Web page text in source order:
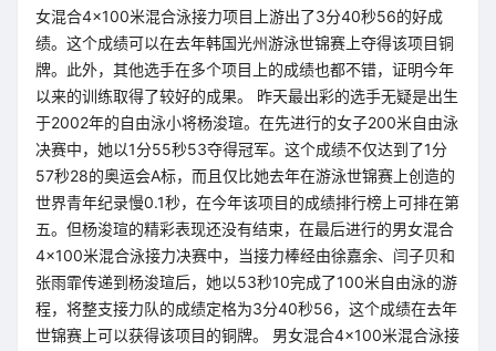
女混合4×100米混合泳接力项目上游出了3分40秒56的好成
绩。这个成绩可以在去年韩国光州游泳世锦赛上夺得该项目铜
牌。此外，其他选手在多个项目上的成绩也都不错，证明今年
以来的训练取得了较好的成果。 昨天最出彩的选手无疑是出生
于2002年的自由泳小将杨浚瑄。在先进行的女子200米自由泳
决赛中，她以1分55秒53夺得冠军。这个成绩不仅达到了1分
57秒28的奥运会A标，而且仅比她去年在游泳世锦赛上创造的
世界青年纪录慢0.1秒，在今年该项目的成绩排行榜上可排在第
五。但杨浚瑄的精彩表现还没有结束，在最后进行的男女混合
4×100米混合泳接力决赛中，当接力棒经由徐嘉余、闫子贝和
张雨霏传递到杨浚瑄后，她以53秒10完成了100米自由泳的游
程，将整支接力队的成绩定格为3分40秒56，这个成绩在去年
世锦赛上可以获得该项目的铜牌。 男女混合4×100米混合泳接